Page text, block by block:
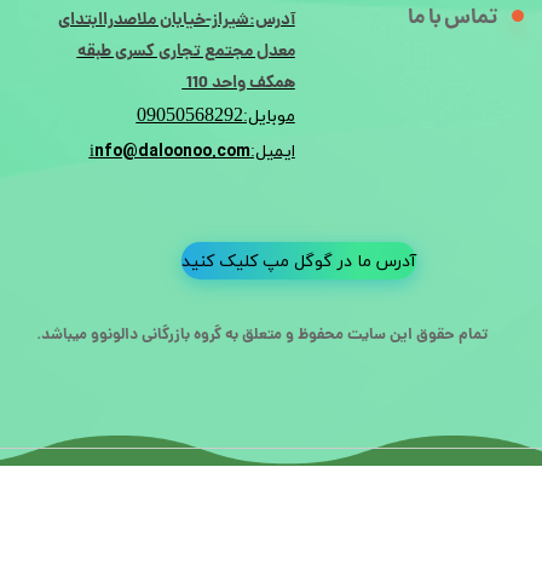
تمام حقوق این سایت محفوظ و متعلق به گروه بازرگانی دالونوو میباشد.
تماس با ما
آدرس:شیراز-خیابان ملاصدراابتدای
معدل مجتمع تجاری کسری طبقه
همکف واحد 110
موبایل:09050568292
ایمیل:info@daloonoo.com
آدرس ما در گوگل مپ کلیک کنید